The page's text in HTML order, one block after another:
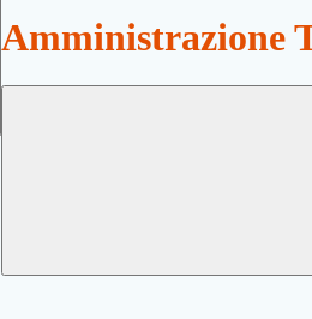
Amministrazione